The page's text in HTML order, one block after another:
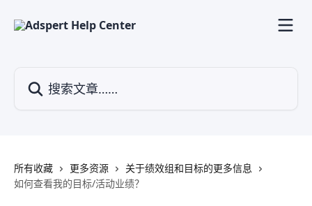
所有收藏 更多资源
关于绩效组和目标的更多信息
如何查看我的目标/活动业绩？